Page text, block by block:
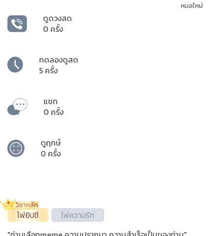
ดูดวงสด
0 ครั้ง
ทดลองดูสด
5 ครั้ง
แชท
0 ครั้ง
ดูฤกษ์
0 ครั้ง
หมอใหม่
ไพ่ยิปซี
ไพ่ความรัก